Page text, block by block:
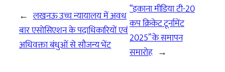
← लखनऊ उच्च न्यायालय में अवध
बार एसोसिएशन के पदाधिकारियों एवं
अधिवक्ता बंधुओं से सौजन्य भेंट
“इकाना मीडिया टी-20
कप क्रिकेट टूर्नामेंट
2025” के समापन
समारोह →